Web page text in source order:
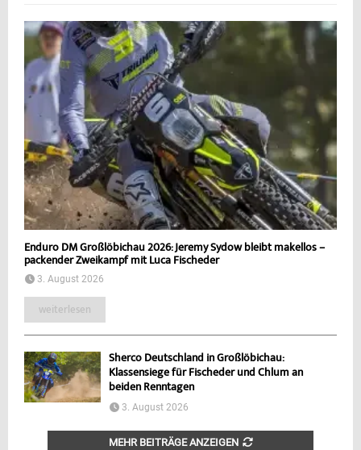
Enduro DM Großlöbichau 2026: Jeremy Sydow bleibt makellos –
packender Zweikampf mit Luca Fischeder
3. August 2026
weiterlesen
Sherco Deutschland in Großlöbichau:
Klassensiege für Fischeder und Chlum an
beiden Renntagen
3. August 2026
MEHR BEITRÄGE ANZEIGEN